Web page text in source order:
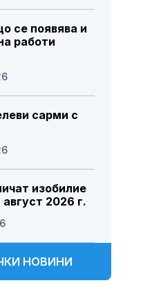
се появява и
работи
сарми с
изобилие
2026 г.
НОВИНИ